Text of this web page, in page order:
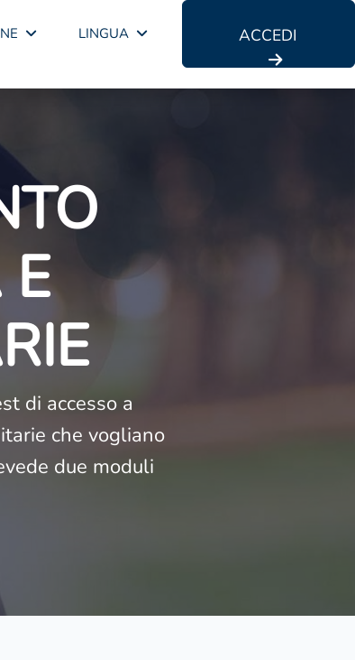
LINGUA ACCEDI
di accesso a
che vogliano
due moduli